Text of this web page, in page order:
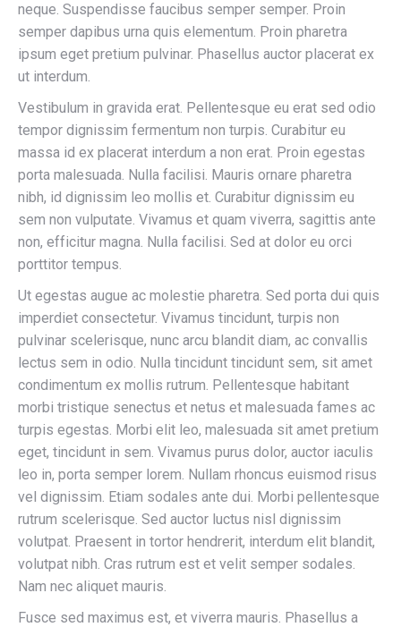
neque. Suspendisse faucibus semper semper. Proin
semper dapibus urna quis elementum. Proin pharetra
ipsum eget pretium pulvinar. Phasellus auctor placerat ex
ut interdum.
Vestibulum in gravida erat. Pellentesque eu erat sed odio
tempor dignissim fermentum non turpis. Curabitur eu
massa id ex placerat interdum a non erat. Proin egestas
porta malesuada. Nulla facilisi. Mauris ornare pharetra
nibh, id dignissim leo mollis et. Curabitur dignissim eu
sem non vulputate. Vivamus et quam viverra, sagittis ante
non, efficitur magna. Nulla facilisi. Sed at dolor eu orci
porttitor tempus.
Ut egestas augue ac molestie pharetra. Sed porta dui quis
imperdiet consectetur. Vivamus tincidunt, turpis non
pulvinar scelerisque, nunc arcu blandit diam, ac convallis
lectus sem in odio. Nulla tincidunt tincidunt sem, sit amet
condimentum ex mollis rutrum. Pellentesque habitant
morbi tristique senectus et netus et malesuada fames ac
turpis egestas. Morbi elit leo, malesuada sit amet pretium
eget, tincidunt in sem. Vivamus purus dolor, auctor iaculis
leo in, porta semper lorem. Nullam rhoncus euismod risus
vel dignissim. Etiam sodales ante dui. Morbi pellentesque
rutrum scelerisque. Sed auctor luctus nisl dignissim
volutpat. Praesent in tortor hendrerit, interdum elit blandit,
volutpat nibh. Cras rutrum est et velit semper sodales.
Nam nec aliquet mauris.
Fusce sed maximus est, et viverra mauris. Phasellus a